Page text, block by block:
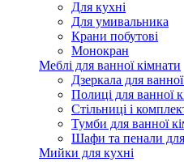
Для кухні
Для умивальника
Крани побутові
Монокран
Меблі для ванної кімнати
Дзеркала для
Полиці для ванної
Стільниці і
Тумби для ванної
Шафи та пенали для
Мийки для кухні